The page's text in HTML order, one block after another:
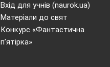
Вхід для учнів (naurok.ua)
Матеріали до свят
Конкурс «Фантастична
п’ятірка»